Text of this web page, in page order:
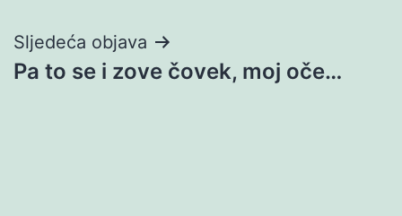
Sljedeća objava
Pa to se i zove čovek, moj oče…